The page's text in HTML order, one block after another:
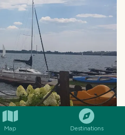
Map Destinations
COMMENT SHARE